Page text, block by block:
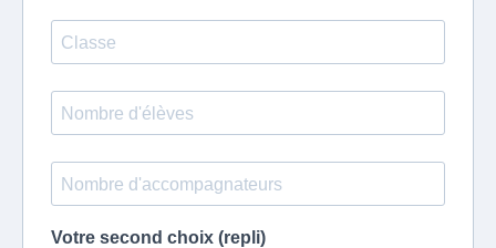
Votre second choix (repli)